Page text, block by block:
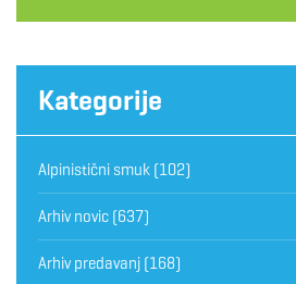
Kategorije
Alpinistični smuk (102)
Arhiv novic (637)
Arhiv predavanj (168)